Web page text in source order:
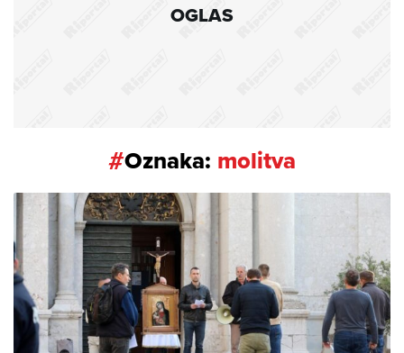
OGLAS
#Oznaka: molitva